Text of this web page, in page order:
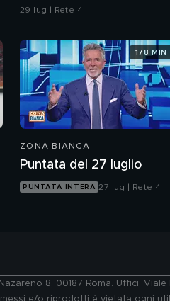
29 lug | Rete 4
ZONA BIANCA
Puntata del 27 luglio
PUNTATA INTERA 27 lug | Rete 4
178 MIN
8, 00187 Roma. Uffici: